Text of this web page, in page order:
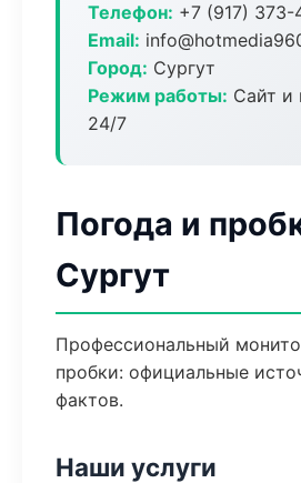
Телефон: +7 (917) 373-
Email:
Город: Сургут
Режим работы: Сайт и
24/7
Погода и
Сургут
Профессиональный
пробки: официальные
фактов.
Наши услуги